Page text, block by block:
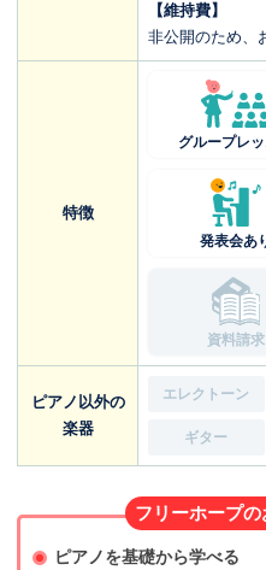
【維持費】
非公開のため、
特徴
グループレ
発表会あ
資料請求
ピアノ以外の
楽器
エレクトーン
ギター
フリーホープ
ピアノを基礎から学べる